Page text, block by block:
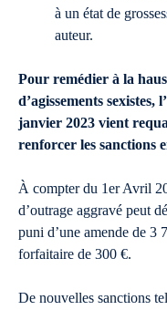
à un état de
auteur.
Pour remédier à la
d’agissements sexistes,
janvier 2023 vient
renforcer les sanctions
À compter du 1er Avril
d’outrage aggravé peut
puni d’une amende de 3
forfaitaire de 300 €.
De nouvelles sanctions